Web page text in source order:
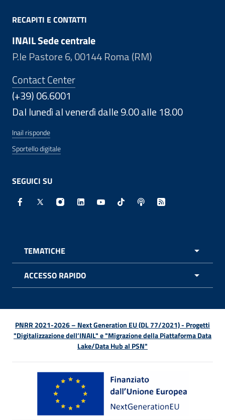
RECAPITI E CONTATTI
INAIL Sede centrale
P.le Pastore 6, 00144 Roma (RM)
Contact Center
(+39) 06.6001
Dal lunedì al venerdì dalle 9.00 alle 18.00
Inail risponde
Sportello digitale
SEGUICI SU
Facebook - Sito esterno - Apertura in nuova finestra
X - Sito esterno - Apertura in nuova finestra
Instagram - Sito esterno - Apertura in
Linkedin - Sito esterno - Apertura in
Youtube - Sito esterno -
TikTok - Sito esterno -
Spreaker - Sito
Feed RSS -
TEMATICHE
ACCESSO RAPIDO
PNRR 2021-2026 – Next Generation EU (DL 77/2021) - Progetti
"Digitalizzazione dell’INAIL" e "Migrazione della Piattaforma Data
Lake/Data Hub al PSN"